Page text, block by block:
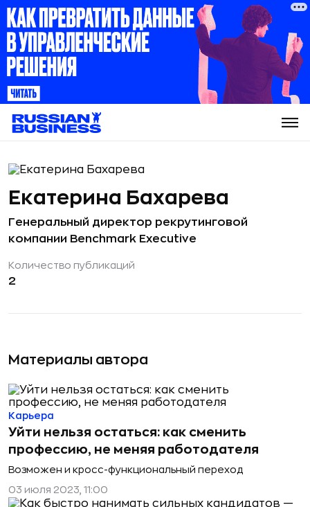
Материалы автора
Уйти нельзя остаться: как сменить
профессию, не меняя работодателя
Возможен и кросс-функциональный переход
Карьера
03 июля 2023, 11:00
Екатерина Бахарева
Генеральный директор рекрутинговой
компании Benchmark Executive
Количество публикаций
2